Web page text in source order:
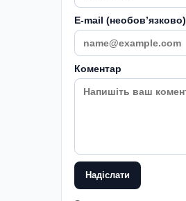
E-mail (необовʼязково)
Коментар
Надіслати